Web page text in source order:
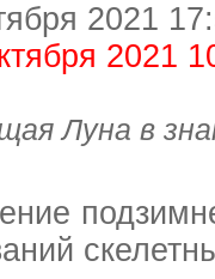
2021
2021
Луна в